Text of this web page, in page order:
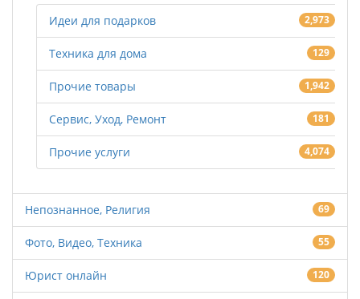
Идеи для подарков 2,973
Техника для дома 129
Прочие товары 1,942
Сервис, Уход, Ремонт 181
Прочие услуги 4,074
Непознанное, Религия 69
Фото, Видео, Техника 55
Юрист онлайн 120